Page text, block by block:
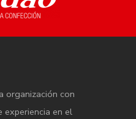
organización con
experiencia en el